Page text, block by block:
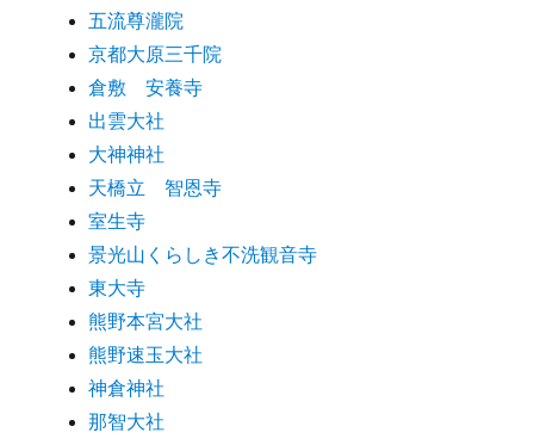
五流尊瀧院
京都大原三千院
倉敷 安養寺
出雲大社
大神神社
天橋立 智恩寺
室生寺
景光山くらしき不洗観音寺
東大寺
熊野本宮大社
熊野速玉大社
神倉神社
那智大社